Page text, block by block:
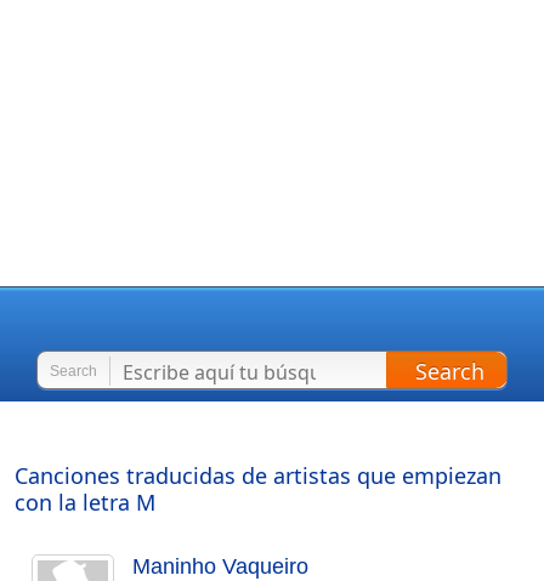
Search Search
Canciones traducidas de artistas que empiezan
con la letra M
Maninho Vaqueiro